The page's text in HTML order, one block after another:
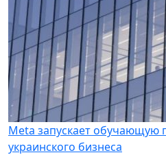
Meta запускает обучающую
украинского бизнеса